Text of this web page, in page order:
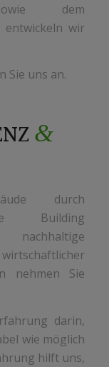
sowie dem
entwickeln wir
Sie uns an.
&
durch
Building
nehmen Sie
darin,
wie möglich
hilft uns,